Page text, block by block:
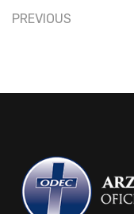
PREVIOUS